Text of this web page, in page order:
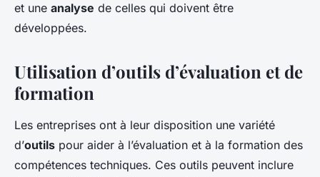
et une analyse de celles qui doivent être
développées.
Utilisation d’outils d’évaluation et de
formation
Les entreprises ont à leur disposition une variété
d’outils pour aider à l’évaluation et à la formation des
compétences techniques. Ces outils peuvent inclure